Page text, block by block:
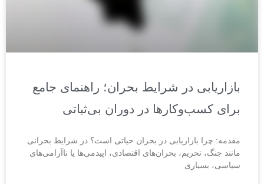
بازاریابی در شرایط بحران؛ راهنمای جامع
برای کسب‌وکارها در دوران بی‌ثباتی
مقدمه: چرا بازاریابی در بحران حیاتی است؟ در شرایط بحرانی
مانند جنگ، تحریم، بحران‌های اقتصادی، اپیدمی‌ها یا ناآرامی‌های
سیاسی، بسیاری